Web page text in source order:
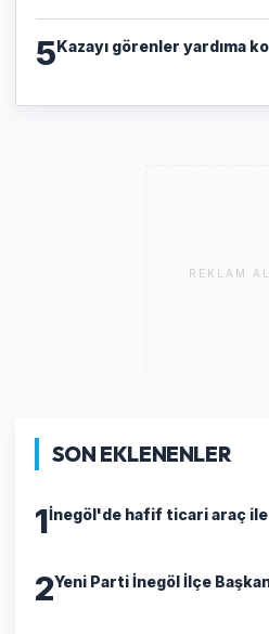
5Kazayı görenler yardıma
REKLAM
SON EKLENENLER
1İnegöl'de hafif ticari araç
2Yeni Parti İnegöl İlçe